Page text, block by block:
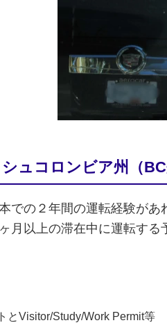
ュコロンビア州（BC
での２年間の運転経験があ
月以上の滞在中に運転す
とVisitor/Study/Work Permit等